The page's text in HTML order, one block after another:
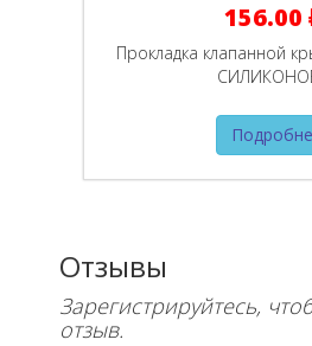
156.00
Прокладка клапанной
Отзывы
Зарегистрируйтесь,
отзыв.